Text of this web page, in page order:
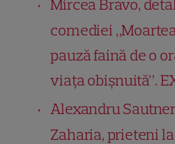
Mircea Bravo,
comediei
pauză faină de o
viaţa obișnuită”.
Alexandru
Zaharia, prieteni